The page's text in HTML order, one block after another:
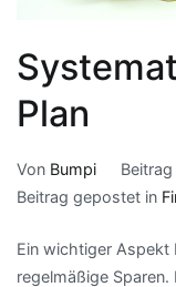
Plan
Von Bumpi
Beitrag gepostet in
Ein wichtiger Aspekt
regelmäßige